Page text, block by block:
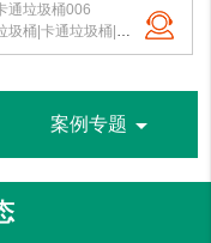
通垃圾桶006
桶|校园垃圾桶|幼儿园果皮箱|垃圾桶定制|北京洁净新雅
案例专题 arrow_drop_down